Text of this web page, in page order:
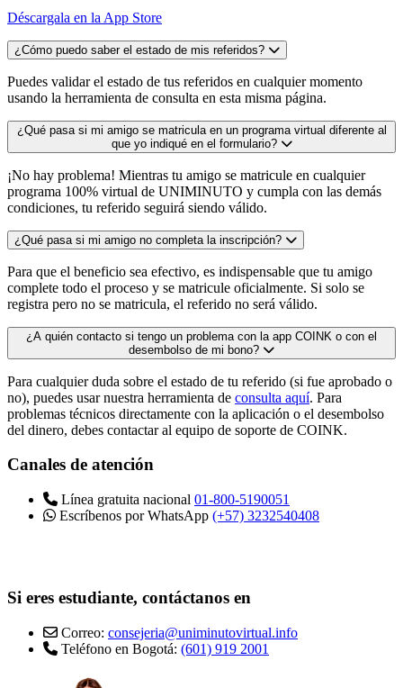
Déscargala en la App Store
¿Cómo puedo saber el estado de mis referidos?
Puedes validar el estado de tus referidos en cualquier momento
usando la herramienta de consulta en esta misma página.
¿Qué pasa si mi amigo se matricula en un programa virtual diferente al
que yo indiqué en el formulario?
¡No hay problema! Mientras tu amigo se matricule en cualquier
programa 100% virtual de UNIMINUTO y cumpla con las demás
condiciones, tu referido seguirá siendo válido.
¿Qué pasa si mi amigo no completa la inscripción?
Para que el beneficio sea efectivo, es indispensable que tu amigo
complete todo el proceso y se matricule oficialmente. Si solo se
registra pero no se matricula, el referido no será válido.
¿A quién contacto si tengo un problema con la app COINK o con el
desembolso de mi bono?
Para cualquier duda sobre el estado de tu referido (si fue aprobado o
no), puedes usar nuestra herramienta de consulta aquí. Para
problemas técnicos directamente con la aplicación o el desembolso
del dinero, debes contactar al equipo de soporte de COINK.
Canales de atención
Línea gratuita nacional 01-800-5190051
Escríbenos por WhatsApp (+57) 3232540408
Si eres estudiante, contáctanos en
Correo: consejeria@uniminutovirtual.info
Teléfono en Bogotá: (601) 919 2001